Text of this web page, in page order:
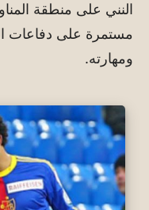
النني على منطقة
مستمرة على دفاعات
ومهارته.